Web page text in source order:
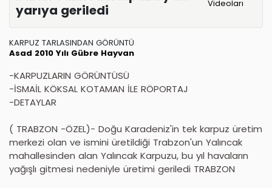
yarıya geriledi
Videoları
KARPUZ TARLASINDAN GÖRÜNTÜ
Asad 2010 Yılı Gübre Hayvan
-KARPUZLARIN GÖRÜNTÜSÜ
-İSMAİL KÖKSAL KOTAMAN İLE RÖPORTAJ
-DETAYLAR
( TRABZON -ÖZEL)- Doğu Karadeniz'in tek karpuz üretim
merkezi olan ve ismini üretildiği Trabzon'un Yalıncak
mahallesinden alan Yalıncak Karpuzu, bu yıl havaların
yağışlı gitmesi nedeniyle üretimi geriledi TRABZON